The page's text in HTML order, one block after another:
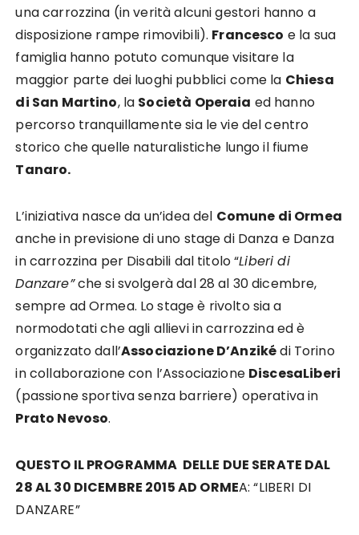
una carrozzina (in verità alcuni gestori hanno a
disposizione rampe rimovibili). Francesco e la sua
famiglia hanno potuto comunque visitare la
maggior parte dei luoghi pubblici come la Chiesa
di San Martino, la Società Operaia ed hanno
percorso tranquillamente sia le vie del centro
storico che quelle naturalistiche lungo il fiume
Tanaro.
L’iniziativa nasce da un’idea del Comune di Ormea
anche in previsione di uno stage di Danza e Danza
in carrozzina per Disabili dal titolo “Liberi di
Danzare”che si svolgerà dal 28 al 30 dicembre,
sempre ad Ormea. Lo stage è rivolto sia a
normodotati che agli allievi in carrozzina ed è
organizzato dall’Associazione D’Anzikédi Torino
in collaborazione con l’Associazione DiscesaLiberi
(passione sportiva senza barriere) operativa in
Prato Nevoso.
QUESTO IL PROGRAMMA DELLE DUE SERATE DAL
28 AL 30 DICEMBRE 2015 AD ORMEA: “LIBERI DI
DANZARE”